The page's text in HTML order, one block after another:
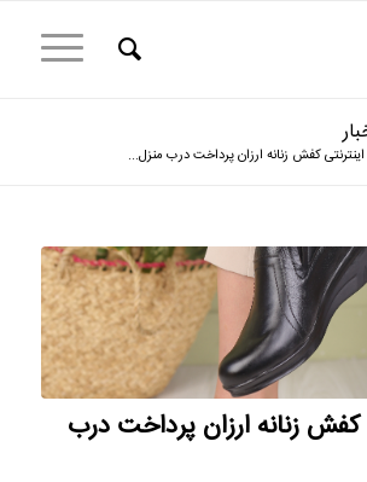
کفش زنانه ارزان پرداخت درب منزل...
کفش زنانه ارزان پرداخت درب